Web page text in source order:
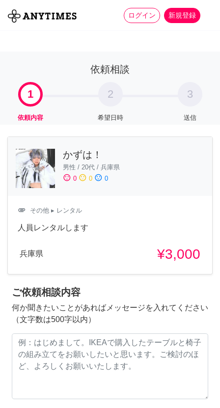
ログイン 新規登録
全て 家事 more_horiz
依頼相談
1
依頼内容
2
希望日時
3
送信
かずは！
男性 / 20代 / 兵庫県
sentiment_satisfied 0 sentiment_neutral 0 sentiment_dissatisfied 0
attachment その他 ▸ レンタル
人員レンタルします
兵庫県 ¥3,000
ご依頼相談内容
何か聞きたいことがあればメッセージを入れてください
（文字数は500字以内）